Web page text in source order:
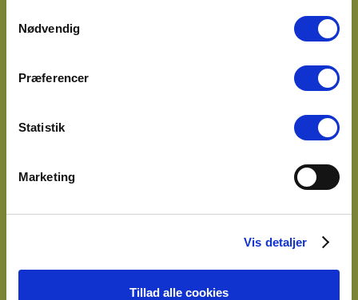
Nødvendig
Præferencer
Statistik
Marketing
Vis detaljer
Tillad alle cookies
2100 København Ø
Telefon: 35 26 05 55
CVR 2660 1010
Konsulent i Præsteforeningen